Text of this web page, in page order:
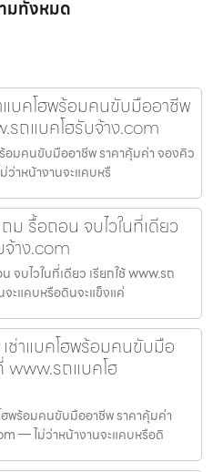
มทั้งหมด
แบคโฮพร้อมคนขับมืออาชีพ
ถแบคโฮรับจ้าง.com
อมคนขับมืออาชีพ ราคาคุ้มค่า จองคิว
าหน้างานจะแคบหรื
รื้อถอน จบไวในที่เดียว
าง.com
บไวในที่เดียว เรียกใช้ www.รถ
ะแคบหรือดินจะแข็งแค่
ช่าแบคโฮพร้อมคนขับมือ
www.รถแบคโฮ
พร้อมคนขับมืออาชีพ ราคาคุ้มค่า
— ไม่ว่าหน้างานจะแคบหรือดิ